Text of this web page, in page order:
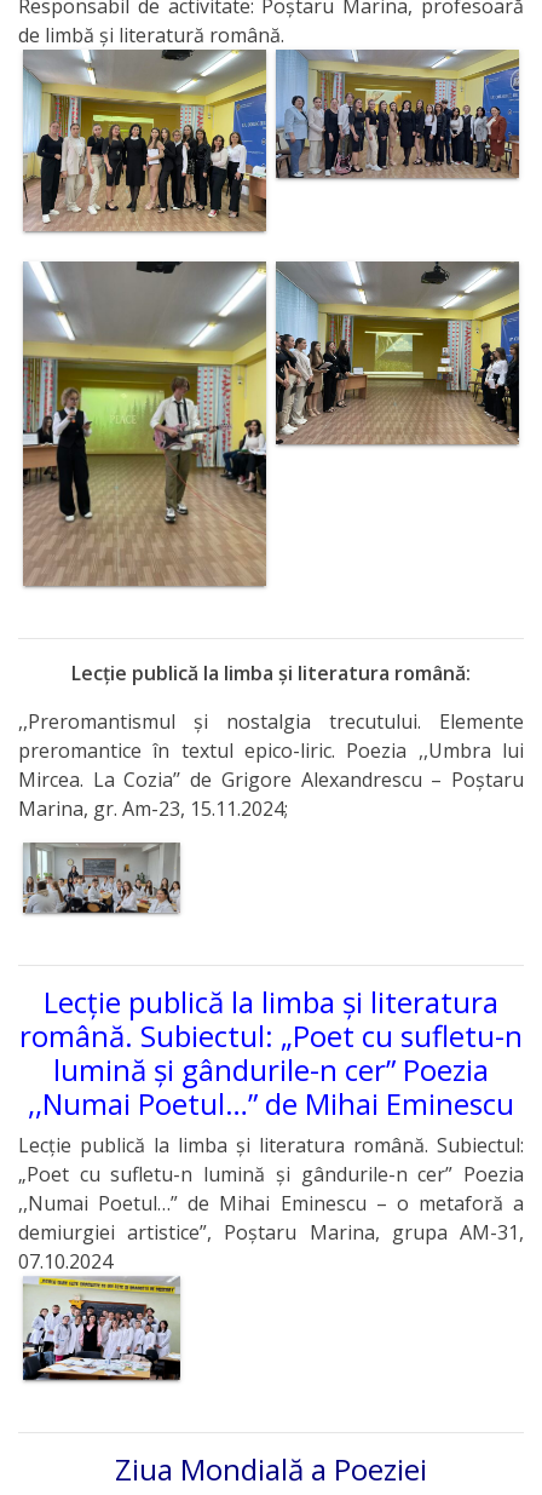
Responsabil de activitate: Poștaru Marina, profesoară
de limbă și literatură română.
Lecție publică la limba și literatura română:
,,Preromantismul și nostalgia trecutului. Elemente
preromantice în textul epico-liric. Poezia ,,Umbra lui
Mircea. La Cozia’’ de Grigore Alexandrescu – Poștaru
Marina, gr. Am-23, 15.11.2024;
Lecție publică la limba și literatura
română. Subiectul: „Poet cu sufletu-n
lumină și gândurile-n cer” Poezia
,,Numai Poetul…” de Mihai Eminescu
Lecție publică la limba și literatura română. Subiectul:
„Poet cu sufletu-n lumină și gândurile-n cer” Poezia
,,Numai Poetul…” de Mihai Eminescu – o metaforă a
demiurgiei artistice”, Poștaru Marina, grupa AM-31,
07.10.2024
Ziua Mondială a Poeziei